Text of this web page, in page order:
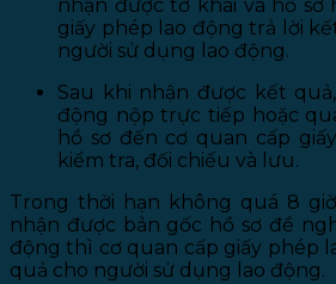
nhận được tờ khai và hồ sơ
giấy phép lao động trả lời
người sử dụng lao động.
Sau khi nhận được kết
động nộp trực tiếp hoặc
hồ sơ đến cơ quan cấp
kiểm tra, đối chiếu và lưu.
Trong thời hạn không quá 8
nhận được bản gốc hồ sơ đề
động thì cơ quan cấp giấy phép
quả cho người sử dụng lao động.